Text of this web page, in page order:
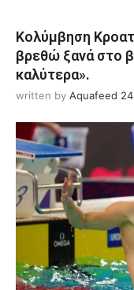
Κολύμβηση
βρεθώ ξανά στο
καλύτερα».
written by Aquafeed 24